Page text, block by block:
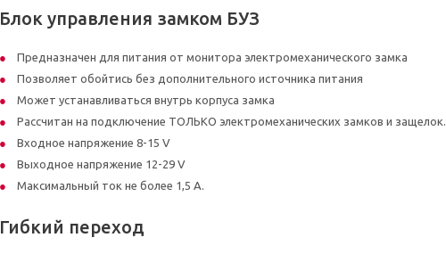
Блок управления замком БУЗ
Предназначен для питания от монитора электромеханического замка
Позволяет обойтись без дополнительного источника питания
Может устанавливаться внутрь корпуса замка
Рассчитан на подключение ТОЛЬКО электромеханических замков и защелок.
Входное напряжение 8-15 V
Выходное напряжение 12-29 V
Максимальный ток не более 1,5 А.
Гибкий переход